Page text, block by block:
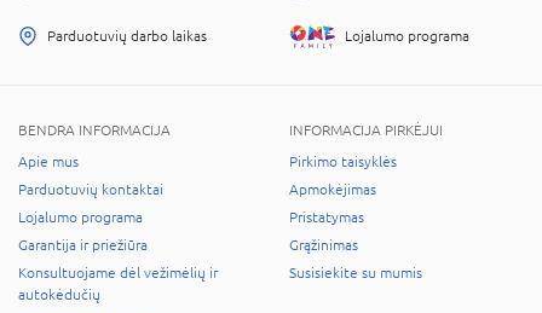
Parduotuvių darbo laikas Lojalumo programa
BENDRA INFORMACIJA
Apie mus
Parduotuvių kontaktai
Lojalumo programa
Garantija ir priežiūra
Konsultuojame dėl vežimėlių ir
autokėdučių
INFORMACIJA PIRKĖJUI
Pirkimo taisyklės
Apmokėjimas
Pristatymas
Grąžinimas
Susisiekite su mumis